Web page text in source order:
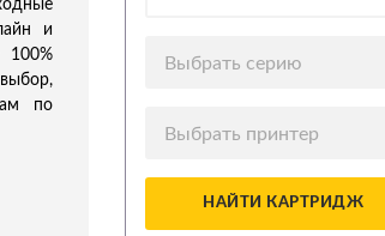
и
100%
по
Выбрать серию
Выбрать принтер
НАЙТИ КАРТРИДЖ